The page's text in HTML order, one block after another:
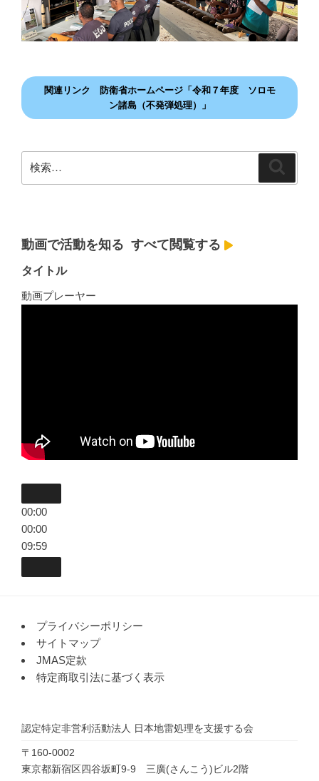
関連リンク 防衛省ホームページ「令和７年度 ソロモ
ン諸島（不発弾処理）」
索:
動画で活動を知る すべて閲覧する
タイトル
動画プレーヤー
00:00
00:00
09:59
プライバシーポリシー
サイトマップ
JMAS定款
特定商取引法に基づく表示
認定特定非営利活動法人 日本地雷処理を支援する会
〒160-0002
東京都新宿区四谷坂町9-9 三廣(さんこう)ビル2階